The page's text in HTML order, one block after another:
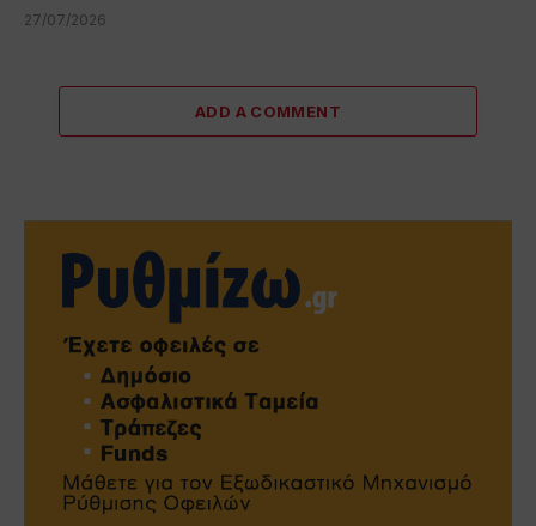
27/07/2026
ADD A COMMENT